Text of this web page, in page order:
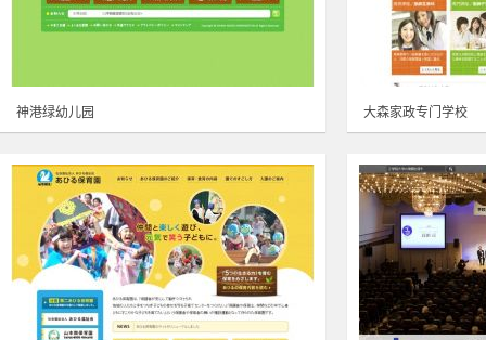
神港绿幼儿园 大森家政专门学校